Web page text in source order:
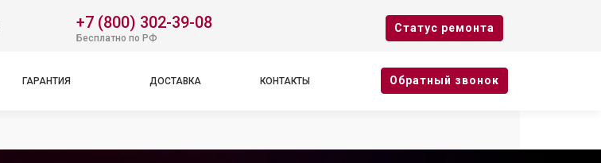
+7 (800) 302-39-08
Бесплатно по РФ
Cтатус ремонта
ГАРАНТИЯ ДОСТАВКА КОНТАКТЫ Oбратный звонок